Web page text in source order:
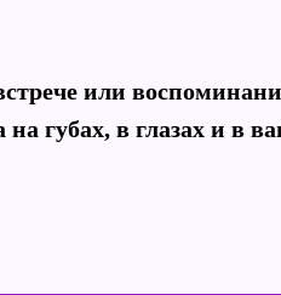
или
на губах, в глазах и в